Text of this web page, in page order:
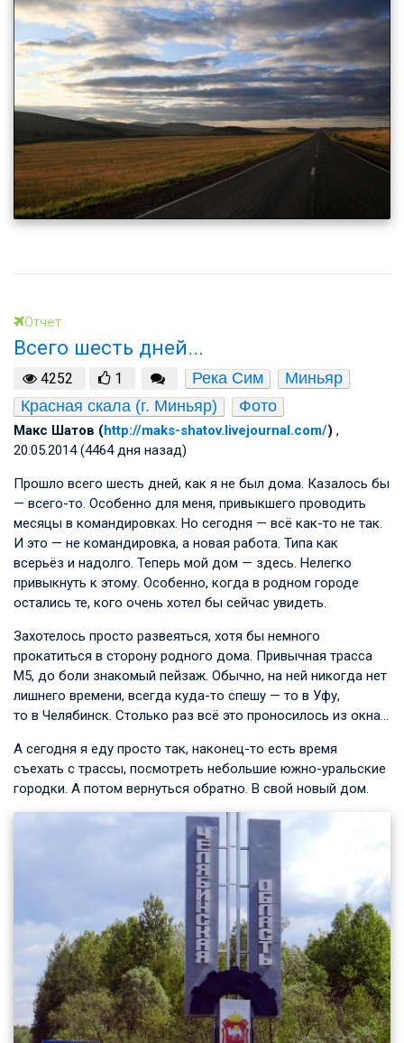
Отчет
Всего шесть дней...
4252 1 Река Сим
Миньяр
Красная скала (г. Миньяр)
Фото
Макс Шатов (http://maks-shatov.livejournal.com/) ,
20.05.2014 (4464 дня назад)
Прошло всего шесть дней, как я не был дома. Казалось бы
— всего-то. Особенно для меня, привыкшего проводить
месяцы в командировках. Но сегодня — всё как-то не так.
И это — не командировка, а новая работа. Типа как
всерьёз и надолго. Теперь мой дом — здесь. Нелегко
привыкнуть к этому. Особенно, когда в родном городе
остались те, кого очень хотел бы сейчас увидеть.
Захотелось просто развеяться, хотя бы немного
прокатиться в сторону родного дома. Привычная трасса
М5, до боли знакомый пейзаж. Обычно, на ней никогда нет
лишнего времени, всегда куда-то спешу — то в Уфу,
то в Челябинск. Столько раз всё это проносилось из окна…
А сегодня я еду просто так, наконец-то есть время
съехать с трассы, посмотреть небольшие южно-уральские
городки. А потом вернуться обратно. В свой новый дом.